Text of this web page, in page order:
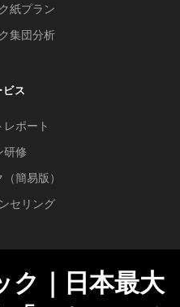
紙プラン
集団分析
ビス
ポート
研修
簡易版）
セリング
ク｜日本最大